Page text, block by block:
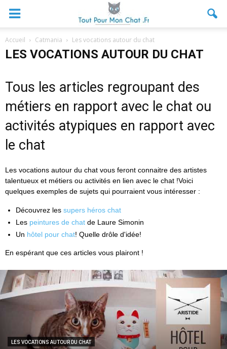
Accueil Catmania Les vocations autour du chat
LES VOCATIONS AUTOUR DU CHAT
Tous les articles regroupant des
métiers en rapport avec le chat ou
activités atypiques en rapport avec
le chat
Les vocations autour du chat vous feront connaitre des artistes
talentueux et métiers ou activités en lien avec le chat !Voici
quelques exemples de sujets qui pourraient vous intéresser :
Découvrez les supers héros chat
Les peintures de chat de Laure Simonin
Un hôtel pour chat! Quelle drôle d'idée!
En espérant que ces articles vous plairont !
LES VOCATIONS AUTOUR DU CHAT